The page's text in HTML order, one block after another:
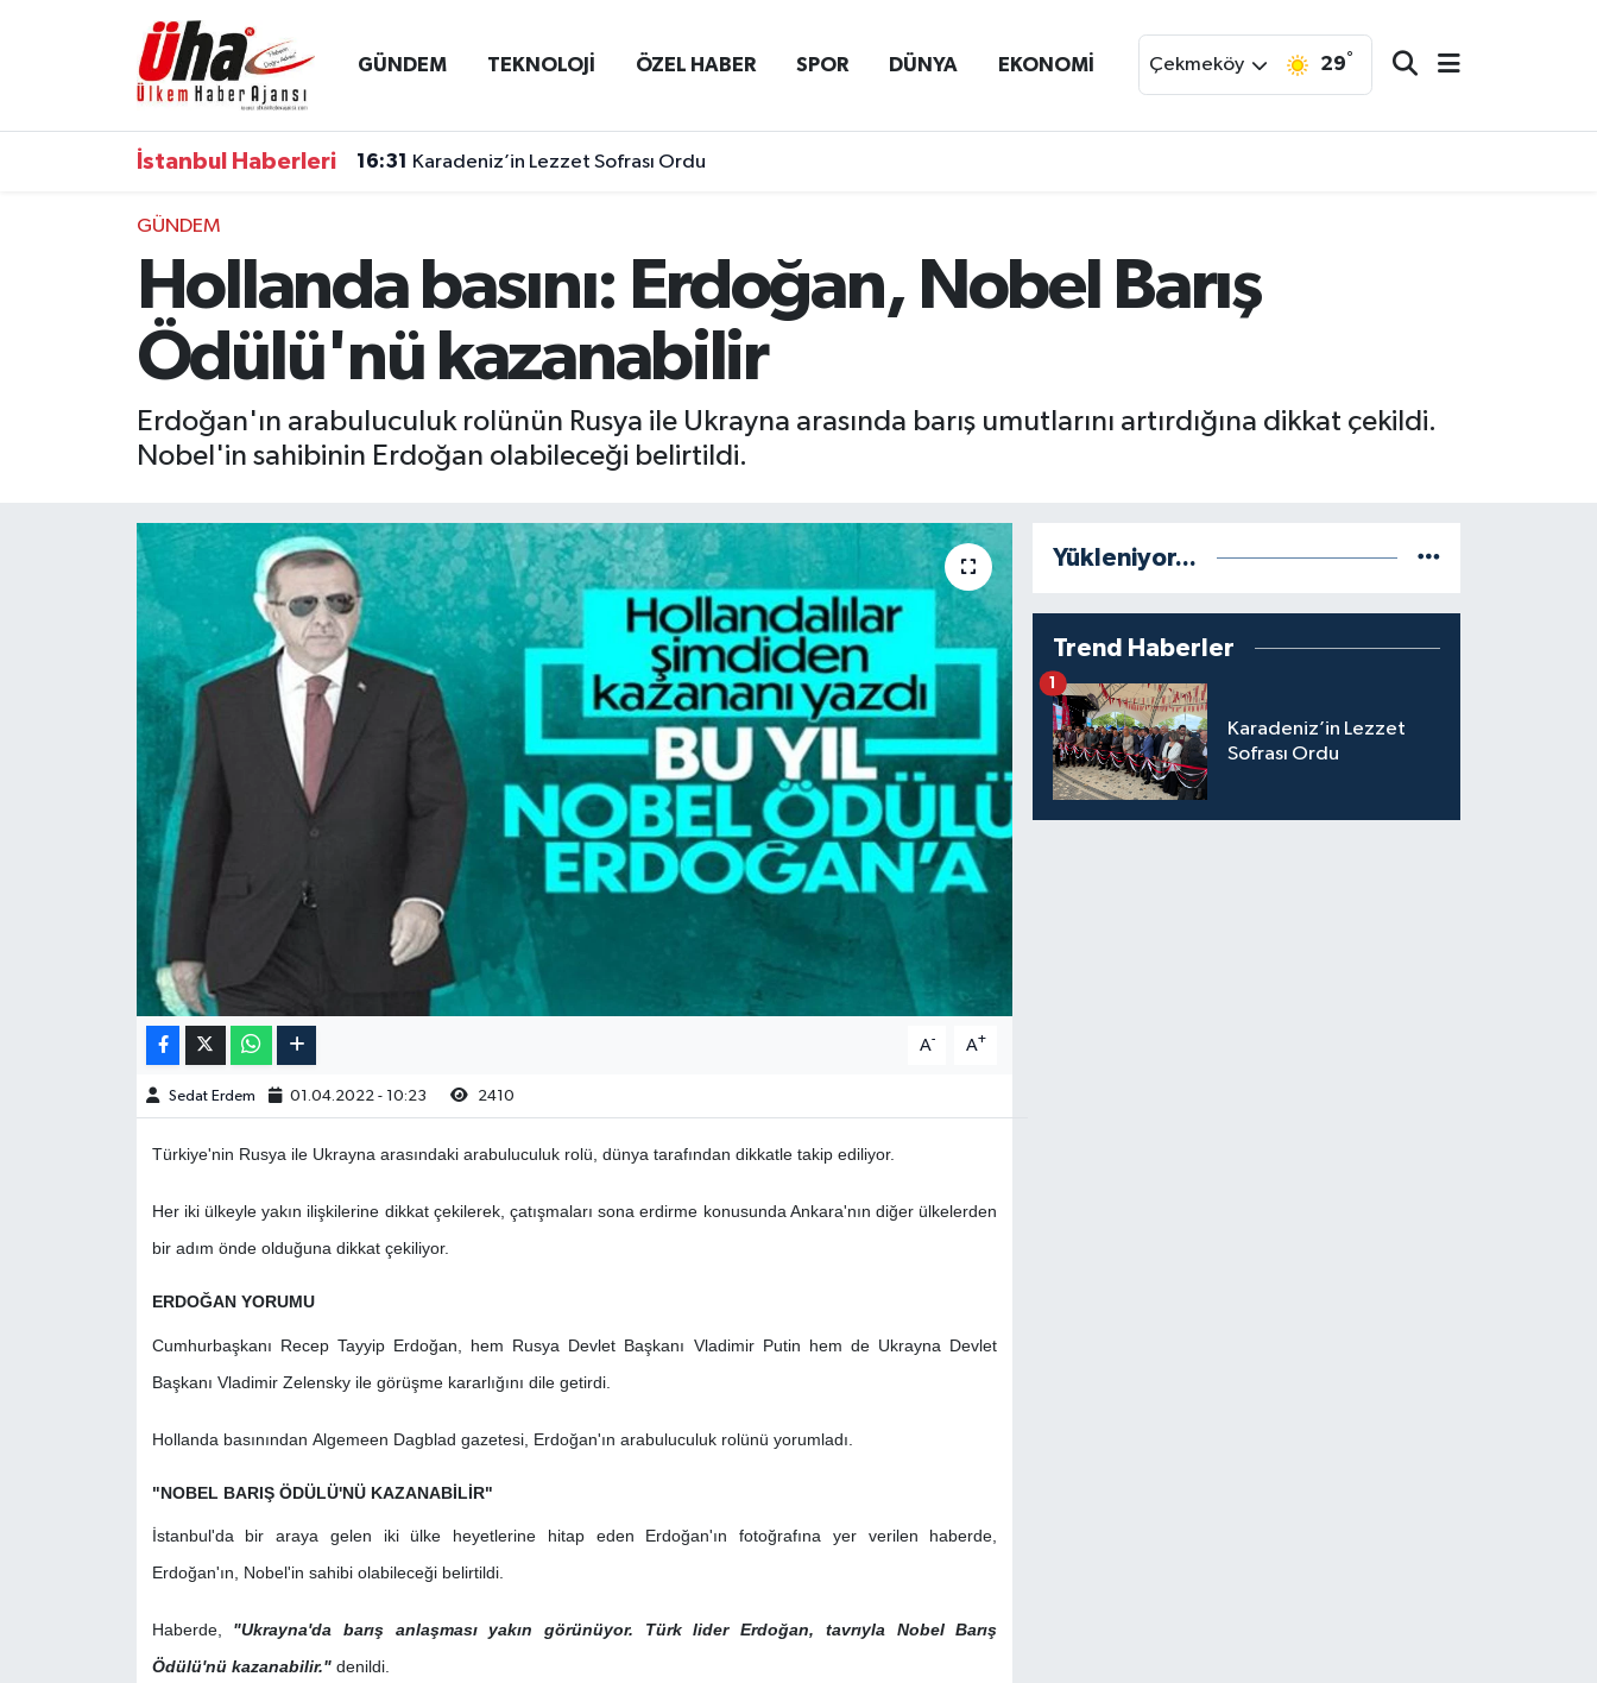
GÜNDEM TEKNOLOJİ ÖZEL HABER SPOR DÜNYA EKONOMİ Çekmeköy 29°
İstanbul Haberleri 16:31 Karadeniz’in Lezzet Sofrası Ordu
GÜNDEM
Hollanda basını: Erdoğan, Nobel Barış
Ödülü'nü kazanabilir
Erdoğan'ın arabuluculuk rolünün Rusya ile Ukrayna arasında barış umutlarını artırdığına dikkat çekildi.
Nobel'in sahibinin Erdoğan olabileceği belirtildi.
A- A+
Sedat Erdem 01.04.2022 - 10:23 2410
Türkiye'nin Rusya ile Ukrayna arasındaki arabuluculuk rolü, dünya tarafından dikkatle takip ediliyor.
Her iki ülkeyle yakın ilişkilerine dikkat çekilerek, çatışmaları sona erdirme konusunda Ankara'nın diğer ülkelerden
bir adım önde olduğuna dikkat çekiliyor.
ERDOĞAN YORUMU
Cumhurbaşkanı Recep Tayyip Erdoğan, hem Rusya Devlet Başkanı Vladimir Putin hem de Ukrayna Devlet
Başkanı Vladimir Zelensky ile görüşme kararlığını dile getirdi.
Hollanda basınından Algemeen Dagblad gazetesi, Erdoğan'ın arabuluculuk rolünü yorumladı.
"NOBEL BARIŞ ÖDÜLÜ'NÜ KAZANABİLİR"
İstanbul'da bir araya gelen iki ülke heyetlerine hitap eden Erdoğan'ın fotoğrafına yer verilen haberde,
Erdoğan'ın, Nobel'in sahibi olabileceği belirtildi.
Haberde, "Ukrayna'da barış anlaşması yakın görünüyor. Türk lider Erdoğan, tavrıyla Nobel Barış
Ödülü'nü kazanabilir."denildi.
Yükleniyor...
Trend Haberler
Karadeniz’in Lezzet
Sofrası Ordu
1
İstanbul Nöbetçi Eczaneler
İstanbul Hava Durumu
İstanbul Namaz Vakitleri
İstanbul Trafik Yoğunluk Haritası
Süper Lig Puan Durumu ve Fikstür
Son Dakika Haberleri